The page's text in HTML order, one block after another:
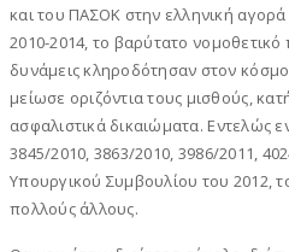
και του ΠΑΣΟΚ στην ελληνική
2010-2014, το βαρύτατο νομοθετικό
δυνάμεις κληροδότησαν στον
μείωσε οριζόντια τους μισθούς,
ασφαλιστικά δικαιώματα. Εντελώς
3845/2010, 3863/2010, 3986/2011,
Υπουργικού Συμβουλίου του 2012,
πολλούς άλλους.